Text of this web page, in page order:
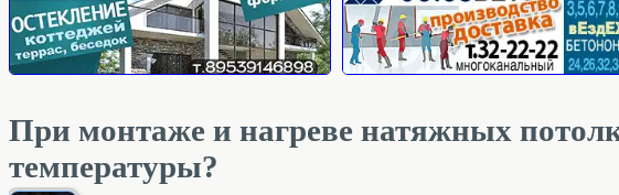
При монтаже и нагреве натяжных
температуры?